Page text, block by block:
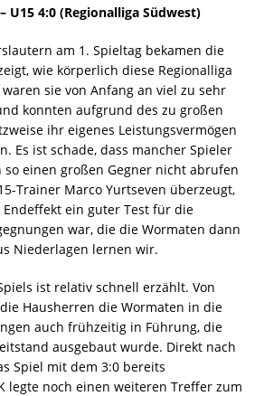
U15 4:0 (Regionalliga Südwest)
am 1. Spieltag bekamen die
wie körperlich diese Regionalliga
sie von Anfang an viel zu sehr
konnten aufgrund des zu großen
ihr eigenes Leistungsvermögen
Es ist schade, dass mancher Spieler
so einen großen Gegner nicht abrufen
Trainer Marco Yurtseven überzeugt,
Endeffekt ein guter Test für die
war, die die Wormaten dann
Niederlagen lernen wir.
ist relativ schnell erzählt. Von
Hausherren die Wormaten in die
auch frühzeitig in Führung, die
ausgebaut wurde. Direkt nach
Spiel mit dem 3:0 bereits
legte noch einen weiteren Treffer zum